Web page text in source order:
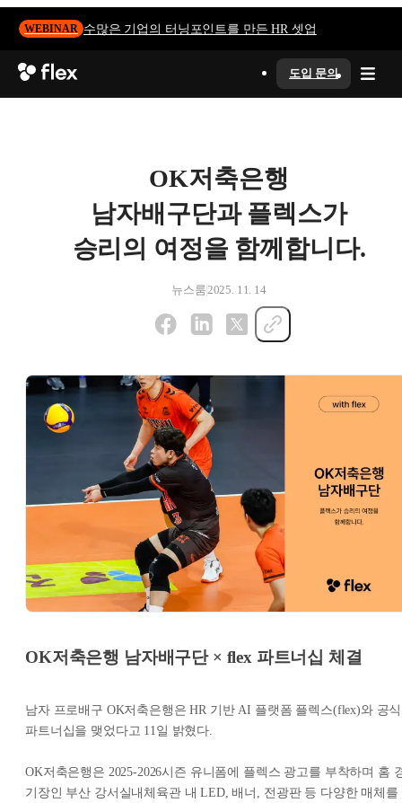
WEBINAR 수많은 기업의 터닝포인트를 만든 HR 셋업
도입 문의
OK저축은행
남자배구단과 플렉스가
승리의 여정을 함께합니다.
뉴스룸 2025. 11. 14
OK저축은행 남자배구단 × flex 파트너십 체결
남자 프로배구 OK저축은행은 HR 기반 AI 플랫폼 플렉스(flex)와 공식
파트너십을 맺었다고 11일 밝혔다.
OK저축은행은 2025-2026시즌 유니폼에 플렉스 광고를 부착하며 홈
기장인 부산 강서실내체육관 내 LED, 배너, 전광판 등 다양한 매체를